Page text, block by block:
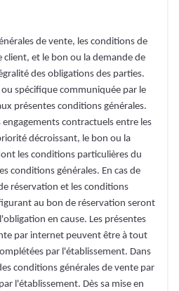
de vente, les conditions de
et le bon ou la demande de
des obligations des parties.
spécifique communiquée par le
présentes conditions générales.
contractuels entre les
décroissant, le bon ou la
les conditions particulières du
conditions générales. En cas de
réservation et les conditions
au bon de réservation seront
en cause. Les présentes
par internet peuvent être à tout
par l'établissement. Dans
conditions générales de vente par
l'établissement. Dès sa mise en